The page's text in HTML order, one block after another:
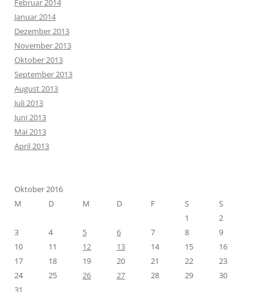
Februar 2014
Januar 2014
Dezember 2013
November 2013
Oktober 2013
September 2013
August 2013
Juli 2013
Juni 2013
Mai 2013
April 2013
Oktober 2016
M
D M D F S
S
1
2
3
4 5 6 7 8
9
10
11 12 13 14 15
16
17
18 19 20 21 22
23
24
25 26 27 28 29
30
31